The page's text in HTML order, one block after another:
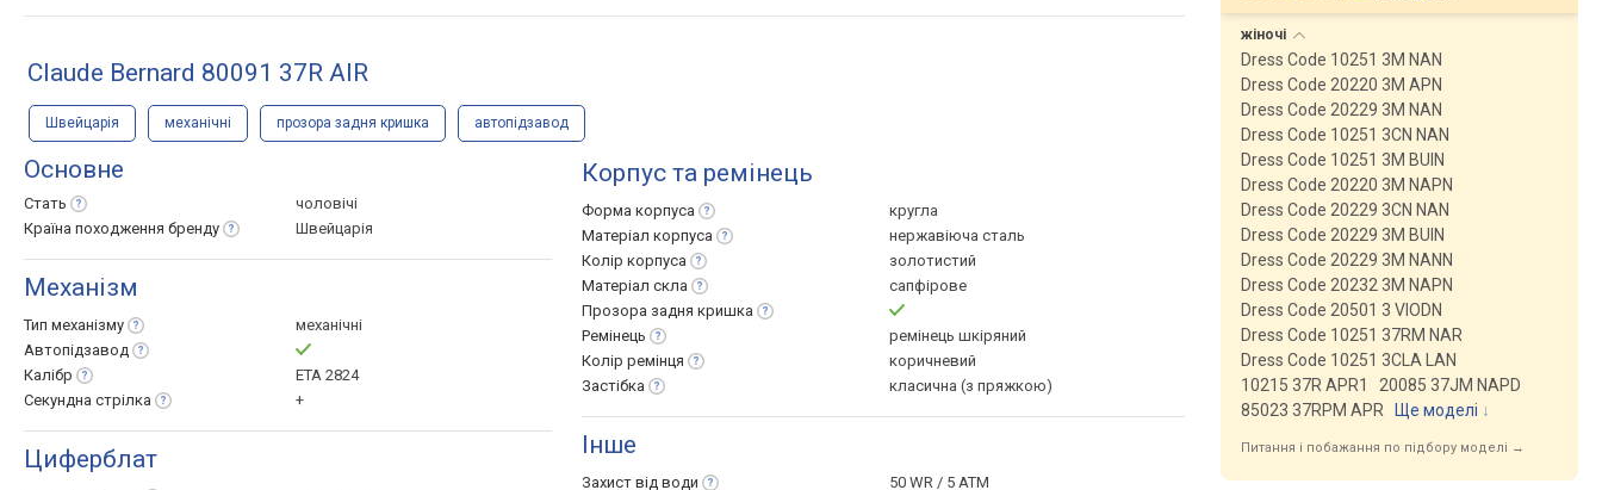
Claude Bernard 80091 37R AIR
Швейцарія механічні прозора задня кришка автопідзавод
Основне
Стать
чоловічі
Країна походження бренду Швейцарія
Механізм
Тип механізму
механічні
Автопідзавод
Калібр
ETA 2824
Секундна стрілка +
Циферблат
Корпус та ремінець
Форма корпуса
кругла
Матеріал корпуса
нержавіюча сталь
Колір корпуса
золотистий
Матеріал скла
сапфірове
Прозора задня кришка
Ремінець
ремінець шкіряний
Колір ремінця
коричневий
Застібка
класична (з пряжкою)
Інше
Захист від води
50 WR / 5 ATM
жіночі
Dress Code 10251 3M NAN
Dress Code 20220 3M APN
Dress Code 20229 3M NAN
Dress Code 10251 3CN NAN
Dress Code 10251 3M BUIN
Dress Code 20220 3M NAPN
Dress Code 20229 3CN NAN
Dress Code 20229 3M BUIN
Dress Code 20229 3M NANN
Dress Code 20232 3M NAPN
Dress Code 20501 3 VIODN
Dress Code 10251 37RM NAR
Dress Code 10251 3CLA LAN
10215 37R APR1
20085 37JM NAPD
85023 37RPM APR
Ще моделі ↓
Питання і побажання по підбору моделі →